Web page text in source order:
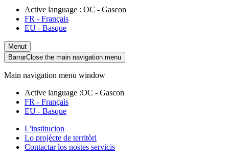
Active language : OC - Gascon
FR - Français
EU - Basque
Menut
BarrarClose the main navigation menu
Main navigation menu window
Active language :OC - Gascon
FR - Français
EU - Basque
L'institucion
Lo projècte de territòri
Contactar los nostes servicis